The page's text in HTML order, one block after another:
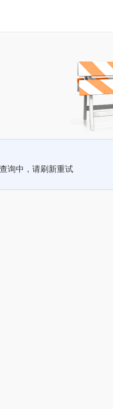
询中，请刷新重试